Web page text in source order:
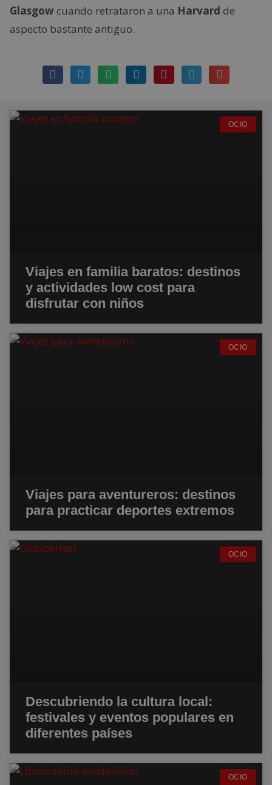
Glasgowcuando retrataron a una Harvard de
aspecto bastante antiguo.
OCIO
Viajes en familia baratos: destinos
y actividades low cost para
disfrutar con niños
OCIO
Viajes para aventureros: destinos
para practicar deportes extremos
OCIO
Descubriendo la cultura local:
festivales y eventos populares en
diferentes países
OCIO